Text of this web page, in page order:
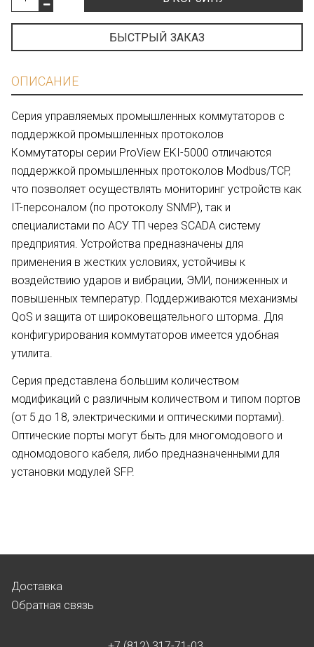
БЫСТРЫЙ ЗАКАЗ
ОПИСАНИЕ
Серия управляемых промышленных коммутаторов с
поддержкой промышленных протоколов
Коммутаторы серии ProView EKI-5000 отличаются
поддержкой промышленных протоколов Modbus/TCP,
что позволяет осуществлять мониторинг устройств как
IT-персоналом (по протоколу SNMP), так и
специалистами по АСУ ТП через SCADA систему
предприятия. Устройства предназначены для
применения в жестких условиях, устойчивы к
воздействию ударов и вибрации, ЭМИ, пониженных и
повышенных температур. Поддерживаются механизмы
QoS и защита от широковещательного шторма. Для
конфигурирования коммутаторов имеется удобная
утилита.
Серия представлена большим количеством
модификаций с различным количеством и типом портов
(от 5 до 18, электрическими и оптическими портами).
Оптические порты могут быть для многомодового и
одномодового кабеля, либо предназначенными для
установки модулей SFP.
Доставка
Обратная связь